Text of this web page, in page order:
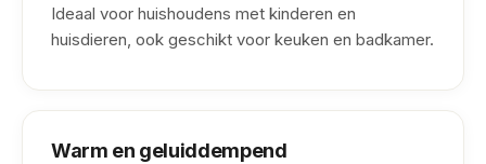
Ideaal voor huishoudens met kinderen en
huisdieren, ook geschikt voor keuken en badkamer.
Warm en geluiddempend